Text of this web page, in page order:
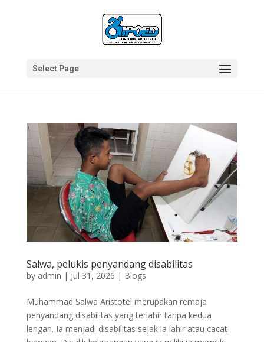
Select Page
Salwa, pelukis penyandang disabilitas
by admin | Jul 31, 2026 | Blogs
Muhammad Salwa Aristotel merupakan remaja
penyandang disabilitas yang terlahir tanpa kedua
lengan. Ia menjadi disabilitas sejak ia lahir atau cacat